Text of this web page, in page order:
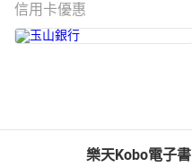
信用卡優惠
樂天Kobo電子書